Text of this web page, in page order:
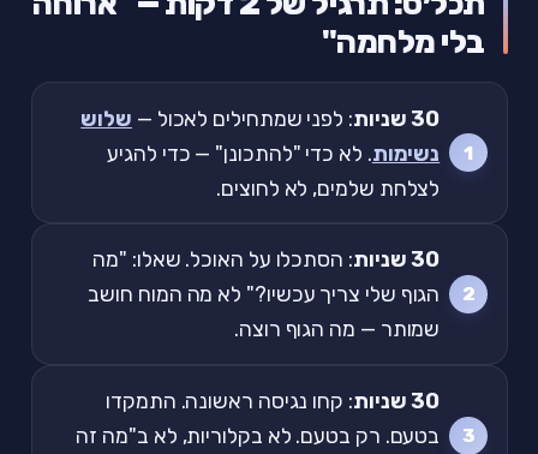
בלי מלחמה"
30 שניות : לפני שמתחילים לאכול — שלוש
נשימות. לא כדי "להתכונן" — כדי להגיע
לצלחת שלמים, לא לחוצים.
30 שניות
: הסתכלו על האוכל. שאלו: "מה
הגוף שלי צריך עכשיו?" לא מה המוח חושב
שמותר — מה הגוף רוצה.
30 שניות
: קחו נגיסה ראשונה. התמקדו
בטעם. רק בטעם. לא בקלוריות, לא ב"מה זה